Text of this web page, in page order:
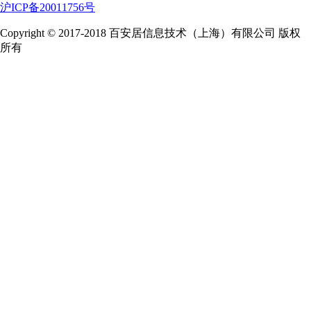
沪ICP备20011756号
Copyright © 2017-2018 百安居信息技术（上海）有限公司 版权
所有